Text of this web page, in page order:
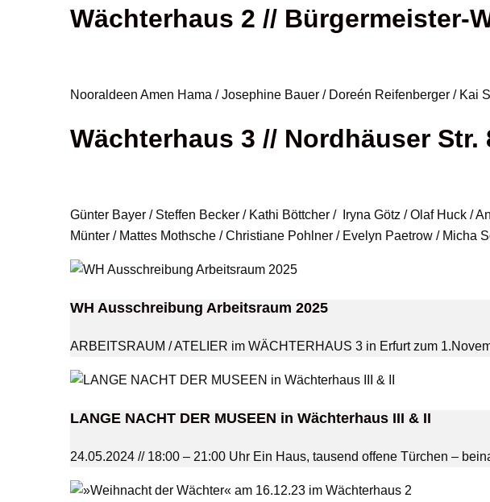
Wächterhaus 2 // Bürgermeister-
Nooraldeen Amen Hama / Josephine Bauer / Doreén Reifenberger / Kai
Wächterhaus 3 // Nordhäuser Str.
Günter Bayer / Steffen Becker / Kathi Böttcher / Iryna Götz / Olaf Huck /
Münter / Mattes Mothsche / Christiane Pohlner / Evelyn Paetrow /
WH Ausschreibung Arbeitsraum 2025
ARBEITSRAUM / ATELIER im WÄCHTERHAUS 3 in Erfurt zum
LANGE NACHT DER MUSEEN in Wächterhaus III & II
24.05.2024 // 18:00 – 21:00 Uhr Ein Haus, tausend offene Türchen –